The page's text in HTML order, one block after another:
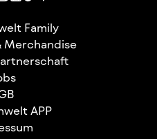
Family
Merchandise
APP